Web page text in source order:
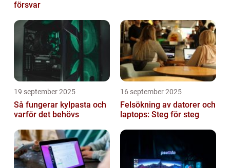
försvar
19 september 2025
Så fungerar kylpasta och
varför det behövs
16 september 2025
Felsökning av datorer och
laptops: Steg för steg